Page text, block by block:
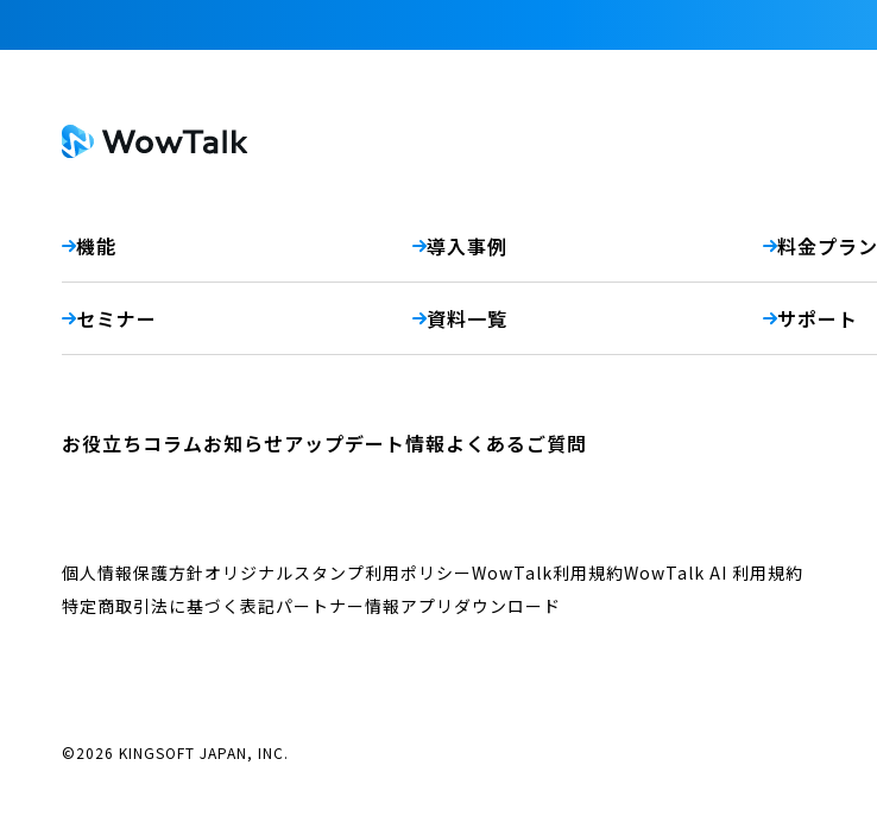
機能 導入事例 料金プラン
セミナー 資料一覧 サポート
お役立ちコラムお知らせアップデート情報よくあるご質問
個人情報保護方針オリジナルスタンプ利用ポリシーWowTalk利用規約WowTalk AI 利用規約
特定商取引法に基づく表記パートナー情報アプリダウンロード
©2026 KINGSOFT JAPAN, INC.